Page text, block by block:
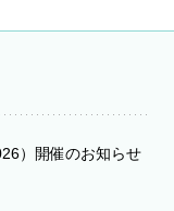
）開催のお知らせ